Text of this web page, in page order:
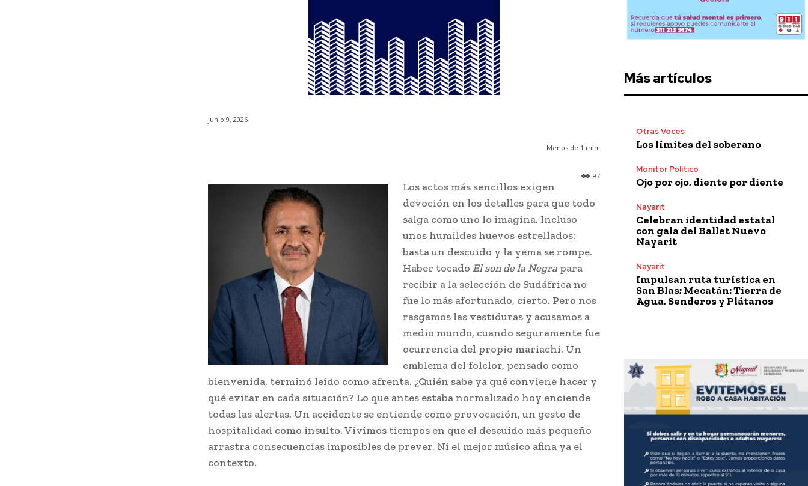
junio 9, 2026
Menos de 1 min.
97
Los actos más sencillos exigen
devoción en los detalles para que todo
salga como uno lo imagina. Incluso
unos humildes huevos estrellados:
basta un descuido y la yema se rompe.
Haber tocado El son de la Negra para
recibir a la selección de Sudáfrica no
fue lo más afortunado, cierto. Pero nos
rasgamos las vestiduras y acusamos a
medio mundo, cuando seguramente fue
ocurrencia del propio mariachi. Un
emblema del folclor, pensado como
bienvenida, terminó leído como afrenta. ¿Quién sabe ya qué conviene hacer y
qué evitar en cada situación? Lo que antes estaba normalizado hoy enciende
todas las alertas. Un accidente se entiende como provocación, un gesto de
hospitalidad como insulto. Vivimos tiempos en que el descuido más pequeño
arrastra consecuencias imposibles de prever. Ni el mejor músico afina ya el
contexto.
Más artículos
Otras Voces
Los límites del soberano
Monitor Político
Ojo por ojo, diente por diente
Nayarit
Celebran identidad estatal
con gala del Ballet Nuevo
Nayarit
Nayarit
Impulsan ruta turística en
San Blas; Mecatán: Tierra de
Agua, Senderos y Plátanos